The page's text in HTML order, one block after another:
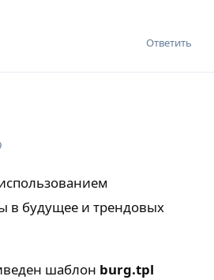
Ответить
в будущее и трендовых
шаблон burg.tpl